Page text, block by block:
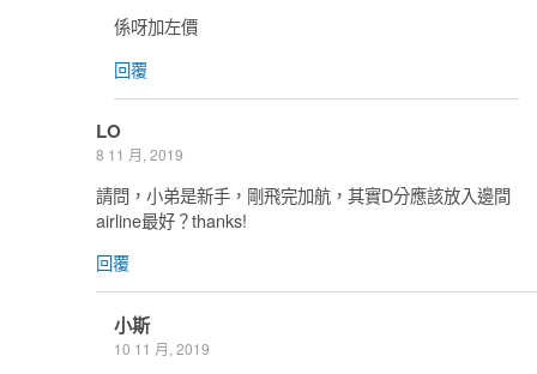
係呀加左價
回覆
LO
8 11 月, 2019
請問，小弟是新手，剛飛完加航，其實D分應該放入邊間
airline最好？thanks!
回覆
小斯
10 11 月, 2019